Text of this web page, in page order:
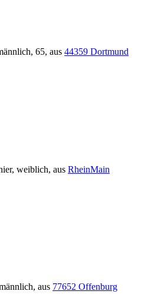
65, aus 44359 Dortmund
, weiblich, aus RheinMain
aus 77652 Offenburg